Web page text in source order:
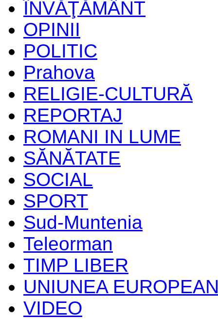
ÎNVĂŢĂMÂNT
OPINII
POLITIC
Prahova
RELIGIE-CULTURĂ
REPORTAJ
ROMANI IN LUME
SĂNĂTATE
SOCIAL
SPORT
Sud-Muntenia
Teleorman
TIMP LIBER
UNIUNEA
VIDEO